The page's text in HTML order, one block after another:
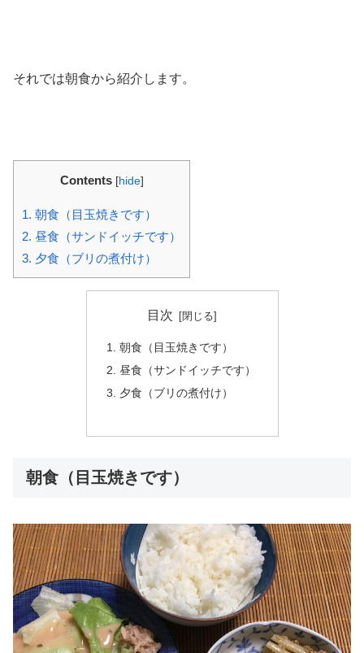
それでは朝食から紹介します。
Contents [hide]
1. 朝食（目玉焼きです）
2. 昼食（サンドイッチです）
3. 夕食（ブリの煮付け）
目次
朝食（目玉焼きです）
昼食（サンドイッチです）
夕食（ブリの煮付け）
朝食（目玉焼きです）